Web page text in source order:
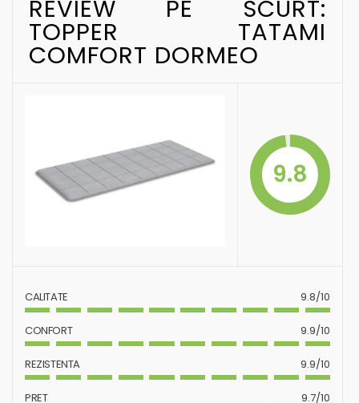
REVIEW PE SCURT:
TOPPER TATAMI
COMFORT DORMEO
9.8
CALITATE 9.8/10
CONFORT 9.9/10
REZISTENTA 9.9/10
PRET 9.7/10